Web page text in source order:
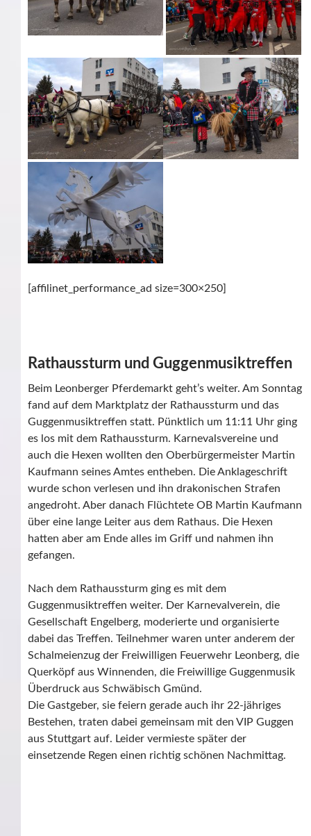
[affilinet_performance_ad size=300×250]
Rathaussturm und Guggenmusiktreffen
Beim Leonberger Pferdemarkt geht’s weiter. Am Sonntag
fand auf dem Marktplatz der Rathaussturm und das
Guggenmusiktreffen statt. Pünktlich um 11:11 Uhr ging
es los mit dem Rathaussturm. Karnevalsvereine und
auch die Hexen wollten den Oberbürgermeister Martin
Kaufmann seines Amtes entheben. Die Anklageschrift
wurde schon verlesen und ihn drakonischen Strafen
angedroht. Aber danach Flüchtete OB Martin Kaufmann
über eine lange Leiter aus dem Rathaus. Die Hexen
hatten aber am Ende alles im Griff und nahmen ihn
gefangen.
Nach dem Rathaussturm ging es mit dem
Guggenmusiktreffen weiter. Der Karnevalverein, die
Gesellschaft Engelberg, moderierte und organisierte
dabei das Treffen. Teilnehmer waren unter anderem der
Schalmeienzug der Freiwilligen Feuerwehr Leonberg, die
Querköpf aus Winnenden, die Freiwillige Guggenmusik
Überdruck aus Schwäbisch Gmünd.
Die Gastgeber, sie feiern gerade auch ihr 22-jähriges
Bestehen, traten dabei gemeinsam mit den VIP Guggen
aus Stuttgart auf. Leider vermieste später der
einsetzende Regen einen richtig schönen Nachmittag.